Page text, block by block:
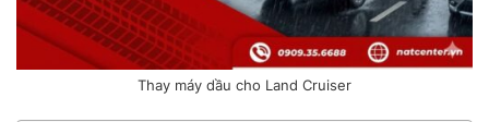
Thay máy dầu cho Land Cruiser